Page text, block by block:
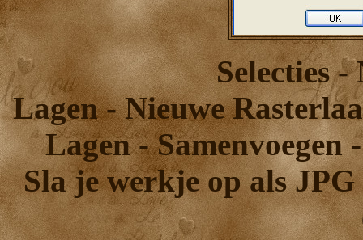
Selecties -
Lagen - Nieuwe
Lagen - Samenvoegen
Sla je werkje op als